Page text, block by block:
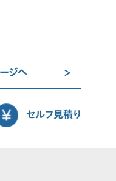
ジへ
セルフ見積り